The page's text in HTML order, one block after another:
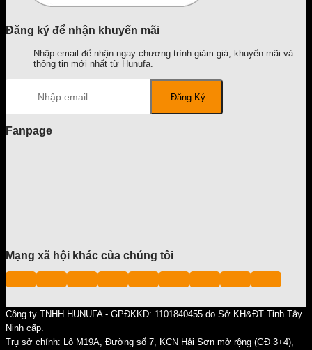
Đăng ký để nhận khuyến mãi
Nhập email để nhận ngay chương trình giảm giá, khuyến mãi và
thông tin mới nhất từ Hunufa.
Fanpage
Mạng xã hội khác của chúng tôi
Công ty TNHH HUNUFA - GPĐKKD: 1101840455 do Sở KH&ĐT Tỉnh Tây
Ninh cấp.
Trụ sở chính: Lô M19A, Đường số 7, KCN Hải Sơn mở rộng (GĐ 3+4),